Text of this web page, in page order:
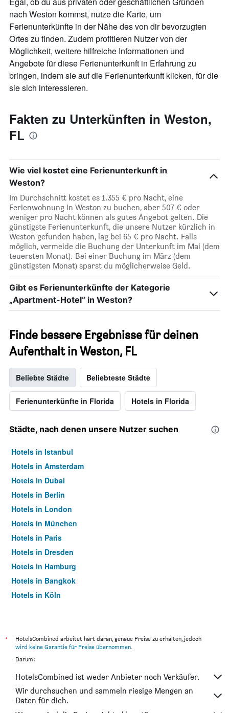
Zimmerpreis
anzeigt.
nach Weston kommst, nutze die Karte, um
Ferienunterkünfte in der Nähe des von dir bevorzugten
Ortes zu finden. Zudem profitieren Nutzer von der
Möglichkeit, weitere hilfreiche Informationen und
Angebote für diese Ferienunterkunft in Erfahrung zu
bringen, indem sie auf die Ferienunterkunft klicken, für die
sie sich interessieren.
Fakten zu Unterkünften in Weston,
FL
Wie viel kostet eine Ferienunterkunft in
Weston?
Im Durchschnitt kostet es 1.355 € pro Nacht, eine
Ferienwohnung in Weston zu buchen, aber 507 € oder
weniger pro Nacht können als gutes Angebot gelten. Die
günstigste Ferienunterkunft, die unsere Nutzer kürzlich in
Weston gefunden haben, lag bei 65 € pro Nacht. Falls
möglich, vermeide die Buchung der Unterkunft im Mai (dem
teuersten Monat). Bei einer Buchung im März (dem
günstigsten Monat) sparst du möglicherweise Geld.
Gibt es Ferienunterkünfte der Kategorie
„Apartment-Hotel“ in Weston?
Finde bessere Ergebnisse für deinen
Aufenthalt in Weston, FL
Beliebte Städte Beliebteste Städte
Ferienunterkünfte in Florida Hotels in Florida
Städte, nach denen unsere Nutzer suchen
Hotels in Istanbul
Hotels in Amsterdam
Hotels in Dubai
Hotels in Berlin
Hotels in London
Hotels in München
Hotels in Paris
Hotels in Dresden
Hotels in Hamburg
Hotels in Bangkok
Hotels in Köln
*
HotelsCombined arbeitet hart daran, genaue Preise zu erhalten, jedoch
wird keine Garantie für Preise übernommen.
Darum:
HotelsCombined ist weder Anbieter noch Verkäufer.
Wir durchsuchen und sammeln riesige Mengen an
Daten für dich.